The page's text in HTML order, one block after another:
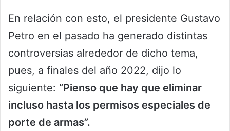
En relación con esto, el presidente Gustavo
Petro en el pasado ha generado distintas
controversias alrededor de dicho tema,
pues, a finales del año 2022, dijo lo
siguiente: “Pienso que hay que eliminar
incluso hasta los permisos especiales de
porte de armas”.